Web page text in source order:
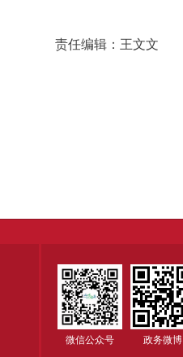
责任编辑：王文文
微信公众号 政务微博